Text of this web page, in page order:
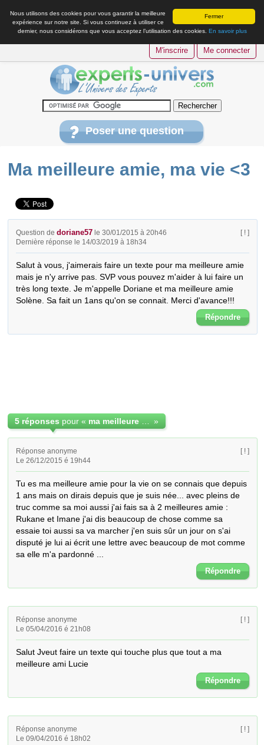
Fermer
Nous utilisons des cookies pour vous garantir la meilleure
expérience sur notre site. Si vous continuez à utiliser ce
dernier, nous considérons que vous acceptez l’utilisation des cookies. En savoir plus
M'inscrire Me connecter
Poser une question
Ma meilleure amie, ma vie <3
Question dedoriane57 le 30/01/2015 à 20h46
Dernière réponse le 14/03/2019 à 18h34
[ ! ]
Salut à vous, j'aimerais faire un texte pour ma meilleure amie
mais je n'y arrive pas. SVP vous pouvez m'aider à lui faire un
très long texte. Je m'appelle Doriane et ma meilleure amie
Solène. Sa fait un 1ans qu'on se connait. Merci d'avance!!!
Répondre
5 réponses pour « »
Réponse anonyme
Le 26/12/2015 é 19h44
[ ! ]
Tu es ma meilleure amie pour la vie on se connais que depuis
1 ans mais on dirais depuis que je suis née... avec pleins de
truc comme sa moi aussi j'ai fais sa à 2 meilleures amie :
Rukane et Imane j'ai dis beaucoup de chose comme sa
essaie toi aussi sa va marcher j'en suis sûr un jour on s'ai
disputé je lui ai écrit une lettre avec beaucoup de mot comme
sa elle m'a pardonné ...
Répondre
Réponse anonyme
Le 05/04/2016 é 21h08
[ ! ]
Salut Jveut faire un texte qui touche plus que tout a ma
meilleure ami Lucie
Répondre
Réponse anonyme
Le 09/04/2016 é 18h02
[ ! ]